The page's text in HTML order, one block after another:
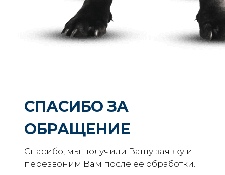
СПАСИБО ЗА
ОБРАЩЕНИЕ
Спасибо, мы получили Вашу заявку и
перезвоним Вам после ее обработки.